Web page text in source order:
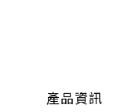
產品資訊